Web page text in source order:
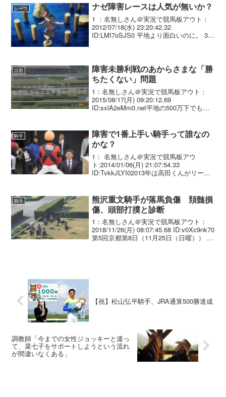
レース ナゼ障害レースは人気が無いか？
1 ：名無しさん＠実況で競馬板アウト：
2012/07/18(水) 23:20:42.32
ID:LMI7oSJS0 平地より面白いのに。 3
話題
障害未勝利戦のあからさまな「勝
ちたくない」問題
1：名無しさん＠実況で競馬板アウト：
2015/08/17(月) 09:20:12.69
ID:sxlA2eMm0.net平地の500万下でもそ
ンで勝負にならんから未...
騎手
障害で1番上手い騎手って誰なの
かな？
1： 名無しさん＠実況で競馬板アウ
ト:2014/01/06(月) 21:07:54.33
ID:TvkkJLYI02013年は高田くんがリーデ
騎手
熊沢重文騎手が落馬負傷 頚髄損
傷、頭部打撲と診断
1：名無しさん＠実況で競馬板アウト：
2018/11/26(月) 08:07:45.68 ID:v0Xc9nk70
第5回京都第8日（11月25日（日曜）） 競
【祝】松山弘平騎手、JRA通算500勝達成
調教師「今までの女性ジョッキーと違っ
て、菜七子をサポートしようという流れ
が間違いなくある」